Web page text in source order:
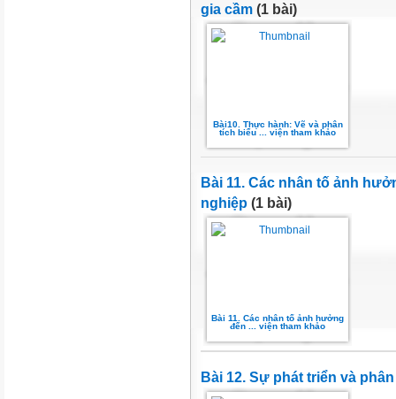
gia cầm (1 bài)
Bài10. Thực hành: Vẽ và phân
tích biểu ... viện tham khảo
Bài 11. Các nhân tố ảnh
nghiệp (1 bài)
Bài 11. Các nhân tố ảnh hưởng
đến ... viện tham khảo
Bài 12. Sự phát triển và